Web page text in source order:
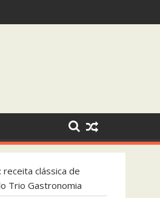
receita clássica de
Trio Gastronomia